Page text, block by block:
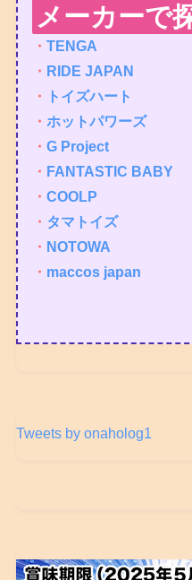
メーカー
・ TENGA
・ RIDE JAPAN
・
トイズハート
・ ホットパワーズ
・ G Project
・ FANTASTIC BABY
・ COOLP
・ タマトイズ
・ NOTOWA
・ maccos japan
Tweets by onaholog1